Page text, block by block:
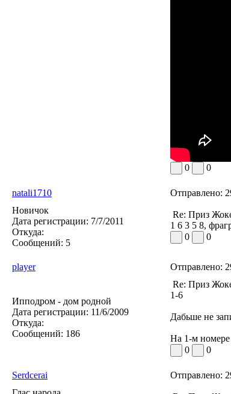
0 0
natali1710 Отправлено:
Новичок
Дата регистрации: 7/7/2011
Откуда:
Сообщений: 5
Re: Приз
1 6 3 5 8,
0
0
player Отправлено:
Ипподром - дом родной
Дата регистрации: 11/6/2009
Откуда:
Сообщений: 186
Re: Приз
1-6
Дабьше не
На 1-м номере
0
0
Serdcerai Отправлено: